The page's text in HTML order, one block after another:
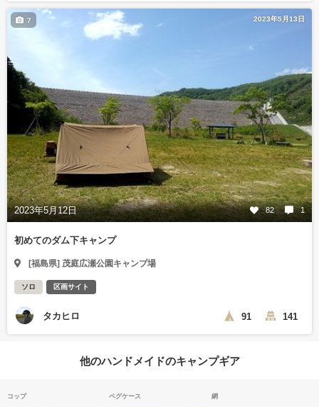
2023年5月13日
2023年5月12日 82 1
7
初めてのダム下キャンプ
[福島県] 茂庭広瀬公園キャンプ場
ソロ 区画サイト
タカヒロ 91 141
他のハンドメイドのキャンプギア
コップ ペグケース 網